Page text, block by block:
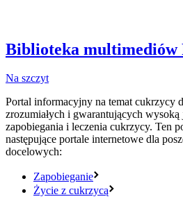
Biblioteka multimediów
Na szczyt
Portal informacyjny na temat cukrzycy
zrozumiałych i gwarantujących
zapobiegania i leczenia cukrzycy. Ten
następujące portale internetowe dla
docelowych:
Zapobieganie
Życie z cukrzycą